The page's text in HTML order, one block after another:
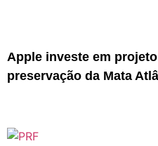
Apple investe em
preservação da Mata